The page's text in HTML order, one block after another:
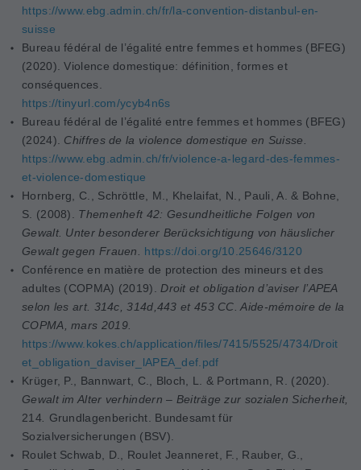
https://www.ebg.admin.ch/fr/la-convention-distanbul-en-
suisse
Bureau fédéral de l’égalité entre femmes et hommes (BFEG)
(2020). Violence domestique: définition, formes et
conséquences.
https://tinyurl.com/ycyb4n6s
Bureau fédéral de l’égalité entre femmes et hommes (BFEG)
(2024). Chiffres de la violence domestique en Suisse.
https://www.ebg.admin.ch/fr/violence-a-legard-des-femmes-
et-violence-domestique
Hornberg, C., Schröttle, M., Khelaifat, N., Pauli, A. & Bohne,
S. (2008). Themenheft 42: Gesundheitliche Folgen von
Gewalt. Unter besonderer Berücksichtigung von häuslicher
Gewalt gegen Frauen. https://doi.org/10.25646/3120
Conférence en matière de protection des mineurs et des
adultes (COPMA) (2019).Droit et obligation d’aviser l’APEA
selon les art. 314c, 314d,443 et 453 CC. Aide-mémoire de la
COPMA, mars 2019.
https://www.kokes.ch/application/files/7415/5525/4734/Droit
et_obligation_daviser_lAPEA_def.pdf
Krüger, P., Bannwart, C., Bloch, L. & Portmann, R. (2020).
Gewalt im Alter verhindern – Beiträge zur sozialen Sicherheit,
214. Grundlagenbericht. Bundesamt für
Sozialversicherungen (BSV).
Roulet Schwab, D., Roulet Jeanneret, F., Rauber, G.,